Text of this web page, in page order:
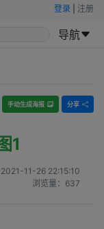
登录 注册
导航
手动生成海报 分享
1
2021-11-26 22:15:10
浏览量： 637